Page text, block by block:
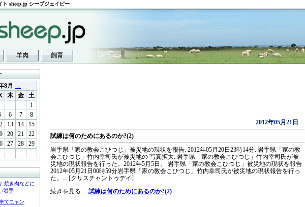
ト sheep.jp シープジェイピー
羊肉 飼育
8月 →
木 金
土
1
6 7
8
13 14
15
20 21
22
27 28
29
:焼き肉などに
/岩手
てニャン
2012年05月21日
試練は何のためにあるのか?(2)
岩手県「家の教会こひつじ」被災地の現状を報告. 2012年05月20日23時14分. 岩手県「家の教
会こひつじ」竹内幸司氏が被災地の 写真拡大. 岩手県「家の教会こひつじ」竹内幸司氏が被
災地の現状報告を行った。2012年5月5日。 岩手県「家の教会こひつじ」被災地の現状を報告
2012年05月21日00時59分岩手県「家の教会こひつじ」竹内幸司氏が被災地の現状報告を行っ
た。... [クリスチャントゥデイ]
続きを見る ... 試練は何のためにあるのか?(2)